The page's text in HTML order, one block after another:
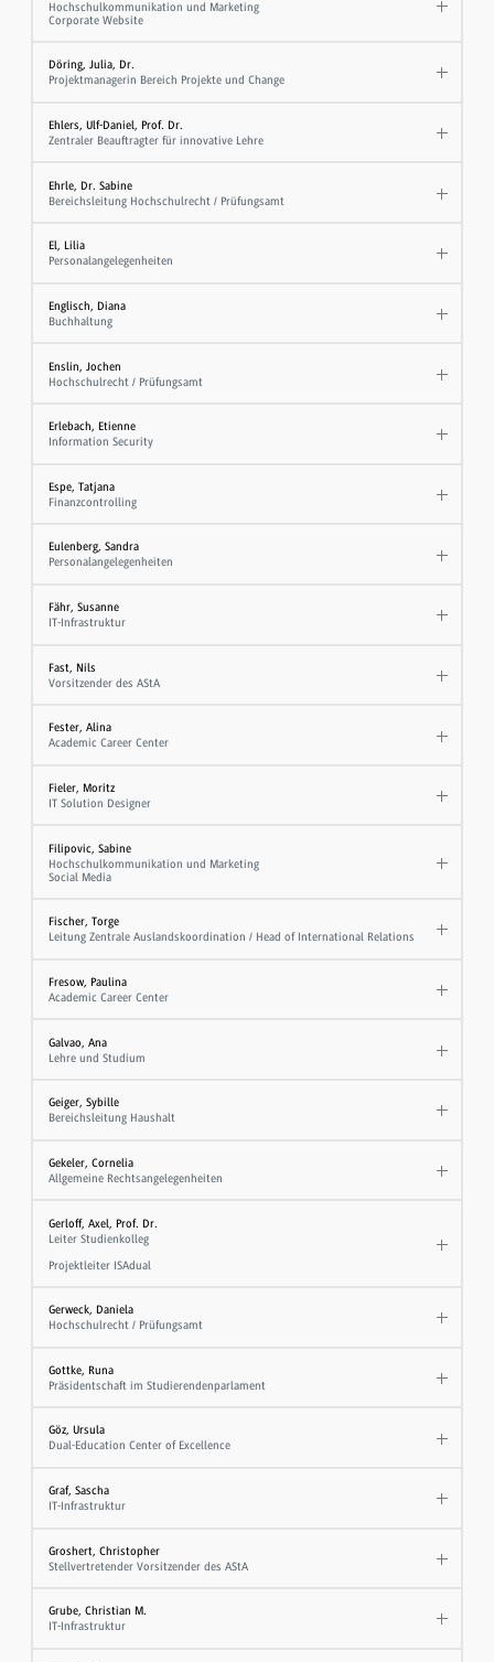
Hochschulkommunikation und Marketing
Corporate Website
Döring, Julia, Dr.
Projektmanagerin Bereich Projekte und Change
Ehlers, Ulf-Daniel, Prof. Dr.
Zentraler Beauftragter für innovative Lehre
Ehrle, Dr. Sabine
Bereichsleitung Hochschulrecht / Prüfungsamt
El, Lilia
Personalangelegenheiten
Englisch, Diana
Buchhaltung
Enslin, Jochen
Hochschulrecht / Prüfungsamt
Erlebach, Etienne
Information Security
Espe, Tatjana
Finanzcontrolling
Eulenberg, Sandra
Personalangelegenheiten
Fähr, Susanne
IT-Infrastruktur
Fast, Nils
Vorsitzender des AStA
Fester, Alina
Academic Career Center
Fieler, Moritz
IT Solution Designer
Filipovic, Sabine
Hochschulkommunikation und Marketing
Social Media
Fischer, Torge
Leitung Zentrale Auslandskoordination / Head of International Relations
Fresow, Paulina
Academic Career Center
Galvao, Ana
Lehre und Studium
Geiger, Sybille
Bereichsleitung Haushalt
Gekeler, Cornelia
Allgemeine Rechtsangelegenheiten
Gerloff, Axel, Prof. Dr.
Leiter Studienkolleg
Projektleiter ISAdual
Gerweck, Daniela
Hochschulrecht / Prüfungsamt
Gottke, Runa
Präsidentschaft im Studierendenparlament
Göz, Ursula
Dual-Education Center of Excellence
Graf, Sascha
IT-Infrastruktur
Groshert, Christopher
Stellvertretender Vorsitzender des AStA
Grube, Christian M.
IT-Infrastruktur